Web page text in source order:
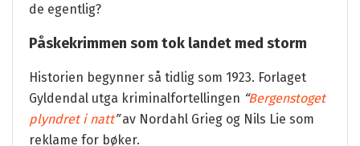
de egentlig?
Påskekrimmen som tok landet med storm
Historien begynner så tidlig som 1923. Forlaget
Gyldendal utga kriminalfortellingen “Bergenstoget
plyndret i natt”av Nordahl Grieg og Nils Lie som
reklame for bøker.